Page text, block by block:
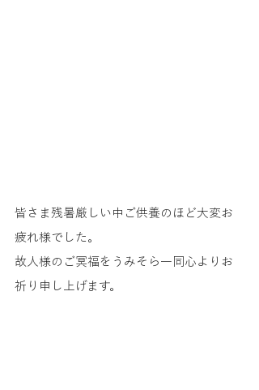
皆さま残暑厳しい中ご供養のほど大変お
疲れ様でした。
故人様のご冥福をうみそら一同心よりお
祈り申し上げます。